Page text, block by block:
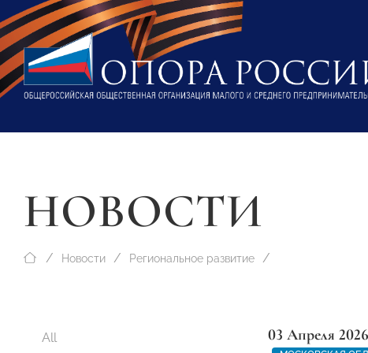
НОВОСТИ
Новости Региональное развитие
All
03 Апреля 2026